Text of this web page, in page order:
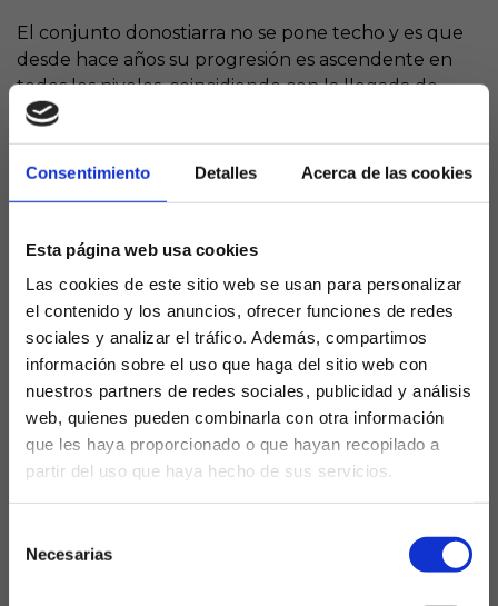
Consentimiento Detalles Acerca de las cookies
Esta página web usa cookies
Las cookies de este sitio web se usan para personalizar
el contenido y los anuncios, ofrecer funciones de redes
sociales y analizar el tráfico. Además, compartimos
información sobre el uso que haga del sitio web con
nuestros partners de redes sociales, publicidad y análisis
web, quienes pueden combinarla con otra información
que les haya proporcionado o que hayan recopilado a
partir del uso que haya hecho de sus servicios.
NecesariasSÍ, SOY MAYOR DE 18 AÑOS
El conjunto donostiarra no se pone techo y es que
desde hace años su progresión es ascendente en
todos los niveles, coincidiendo con la llegada de
Imanol Alguacil al banquillo.
primer equipo en el final de temporada 2017/18,
supliendo a Eusebio y dejando al equipo en décimo
suplió a Asier Garitano nuevamente como técnico
interino firmando la novena plaza. Ya en la 2019/20
se le ofreció el puesto de entrenador del primer
equipo acabando sexto y llevando al equipo a
Europa.
Poco después, en abril de 2021, la Real Sociedad
levantó un título de Copa del Rey después de 34
años sin hacerlo. En esa temporada, la 2020/21, el
firmar la cuarta plaza la temporada pasada.